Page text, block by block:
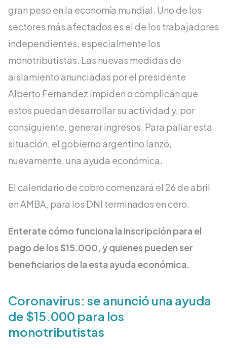
gran peso en la economía mundial. Uno de los
sectores más afectados es el de los trabajadores
independientes, especialmente los
monotributistas. Las nuevas medidas de
aislamiento anunciadas por el presidente
Alberto Fernandez impiden o complican que
estos puedan desarrollar su actividad y, por
consiguiente, generar ingresos. Para paliar esta
situación, el gobierno argentino lanzó,
nuevamente, una ayuda económica.
El calendario de cobro comenzará el 26 de abril
en AMBA, para los DNI terminados en cero.
Enterate cómo funciona la inscripción para el
pago de los $15.000, y quienes pueden ser
beneficiarios de la esta ayuda económica.
Coronavirus: se anunció una ayuda
de $15.000 para los
monotributistas